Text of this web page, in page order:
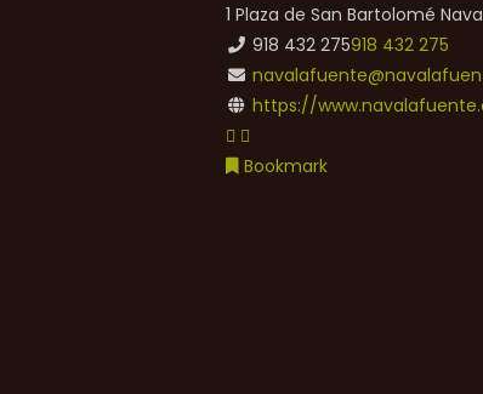
1 Plaza de San Bartolomé
918 432 275918 432 275
https://
Bookmark